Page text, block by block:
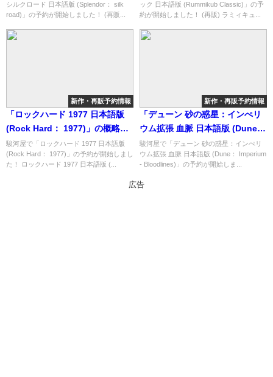
と予約購入可能なショップ紹
介！
シルクロード 日本語版 (Splendor： silk
road)」の予約が開始しました！ (再販...
なショップ紹介！
ック 日本語版 (Rummikub Classic)」の予
約が開始しました！ (再販) ラミィキュ...
新作・再販予約情報
「ロックハード 1977 日本語版
(Rock Hard： 1977)」の概略と
予約購入可能なショップ紹介！
駿河屋で「ロックハード 1977 日本語版
(Rock Hard： 1977)」の予約が開始しまし
た！ ロックハード 1977 日本語版 (...
新作・再販予約情報
「デューン 砂の惑星：インぺリ
ウム拡張 血脈 日本語版 (Dune：
Imperium - Bloodlines)」の概
略と予約購入可能なショップ紹
駿河屋で「デューン 砂の惑星：インぺリ
ウム拡張 血脈 日本語版 (Dune： Imperium
- Bloodlines)」の予約が開始しま...
広告